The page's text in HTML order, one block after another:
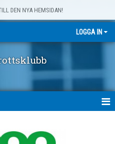
DEN NYA HEMSIDAN!
LOGGA IN